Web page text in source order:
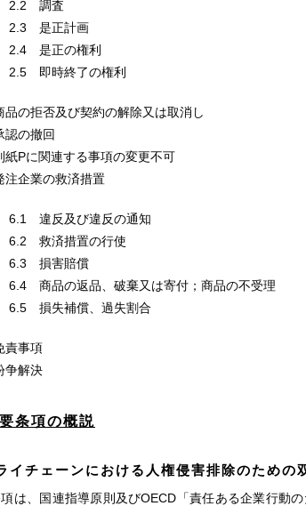
2.2 調査
2.3 是正計画
2.4 是正の権利
2.5 即時終了の権利
の拒否及び契約の解除又は取消し
の撤回
Pに関連する事項の変更不可
企業の救済措置
6.1 違反及び違反の通知
6.2 救済措置の行使
6.3 損害賠償
6.4 商品の返品、破棄又は寄付；商品の不受理
6.5 損失補償、過失割合
事項
解決
条項の概説
イチェーンにおける人権侵害排除のための
は、国連指導原則及びOECD「責任ある企業行動